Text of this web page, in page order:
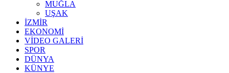
MUĞLA
UŞAK
İZMİR
EKONOMİ
VİDEO GALERİ
SPOR
DÜNYA
KÜNYE